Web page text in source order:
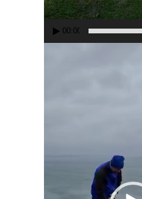
00:00